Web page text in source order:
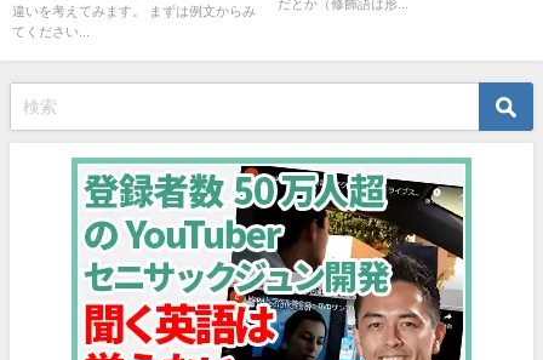
違いを考えてみます。 まずは例文からみ
てください...
だとか（修飾語は形...